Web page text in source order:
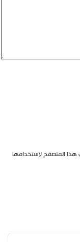
هذا المتصفح لاستخدامها